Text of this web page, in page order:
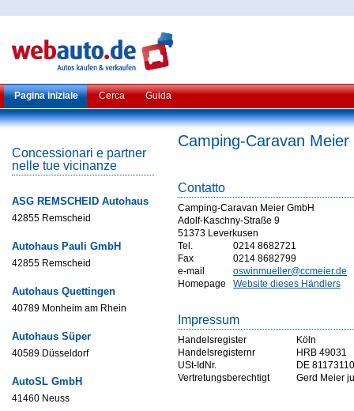
Pagina iniziale Cerca Guida
Concessionari e partner
nelle tue vicinanze
ASG REMSCHEID Autohaus
42855 Remscheid
Autohaus Pauli GmbH
42855 Remscheid
Autohaus Quettingen
40789 Monheim am Rhein
Autohaus Süper
40589 Düsseldorf
AutoSL GmbH
41460 Neuss
Camping-Caravan Meier
Contatto
Camping-Caravan Meier GmbH
Adolf-Kaschny-Straße 9
51373 Leverkusen
Tel.
0214 8682721
Fax
0214 8682799
e-mail
oswinmueller@ccmeier.de
Homepage
Website dieses Händlers
Impressum
Handelsregister
Köln
Handelsregisternr
HRB 49031
USt-IdNr.
DE
Vertretungsberechtigt
Gerd Meier